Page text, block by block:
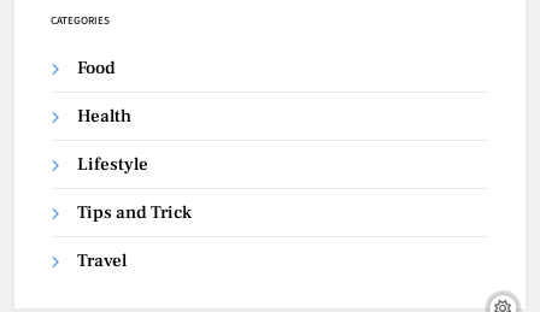
CATEGORIES
Food
Health
Lifestyle
Tips and Trick
Travel